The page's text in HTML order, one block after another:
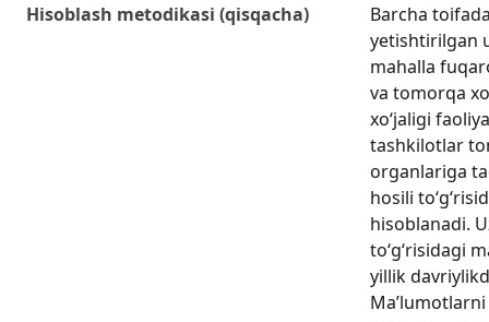
Hisoblash metodikasi (qisqacha)
Barcha
yetishtirilgan
mahalla
va tomorqa
xo‘jaligi
tashkilotlar
organlariga
hosili
hisoblanadi.
to‘g‘risidagi
yillik